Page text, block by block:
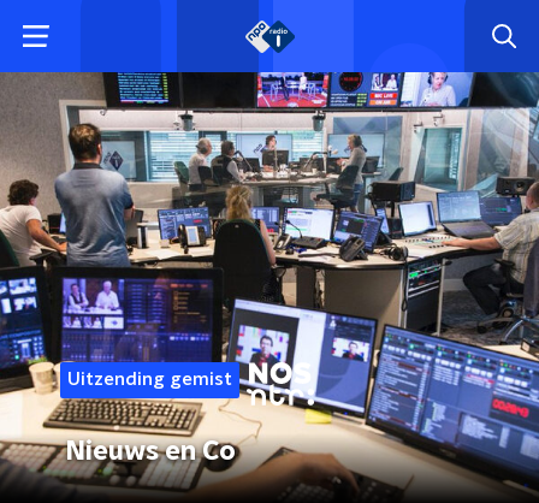
Uitzending gemist
Nieuws en Co